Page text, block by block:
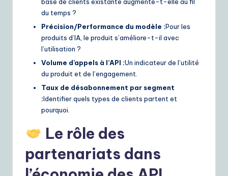
du temps ?
Précision/Performance du modèle :Pour les
produits d’IA, le produit s’améliore-t-il avec
l’utilisation ?
Volume d’appels à l’API :Un indicateur de l’utilité
du produit et de l’engagement.
Taux de désabonnement par segment
:Identifier quels types de clients partent et
pourquoi.
Le rôle des
partenariats dans